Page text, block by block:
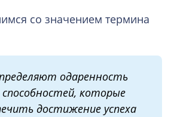
со значением термина
одаренность
способностей, которые
достижение успеха